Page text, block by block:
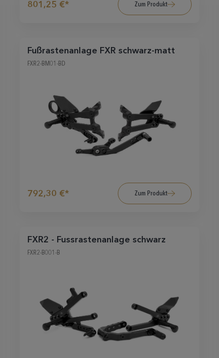
801,25 €* Zum Produkt
Fußrastenanlage FXR schwarz-matt
FXR2-BM01-BD
792,30 €* Zum Produkt
FXR2 - Fussrastenanlage schwarz
FXR2-B001-B